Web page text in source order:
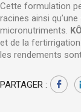
Cette formulation
racines ainsi
micronutriments.
et de la
les rendements
PARTAGER :